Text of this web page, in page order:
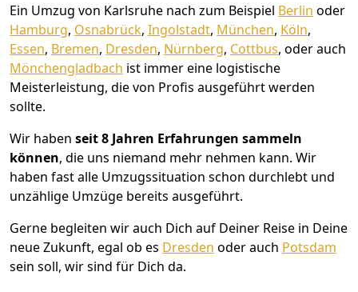
Ein Umzug von Karlsruhe nach zum Beispiel Berlin oder
Hamburg, Osnabrück, Ingolstadt, München, Köln,
Essen, Bremen, Dresden, Nürnberg, Cottbus, oder auch
Mönchen­gladbach ist immer eine logistische
Meisterleistung, die von Profis ausgeführt werden
sollte.
Wir haben seit8 Jahren Erfahrungen sammeln
können, die uns niemand mehr nehmen kann. Wir
haben fast alle Umzugssituation schon durchlebt und
unzählige Umzüge bereits ausgeführt.
Gerne begleiten wir auch Dich auf Deiner Reise in Deine
neue Zukunft, egal ob es Dresden oder auch Potsdam
sein soll, wir sind für Dich da.